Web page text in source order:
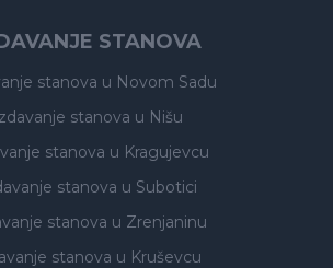
STANOVA
stanova u Novom Sadu
stanova u Nišu
stanova u Kragujevcu
stanova u Subotici
stanova u Zrenjaninu
stanova u Kruševcu